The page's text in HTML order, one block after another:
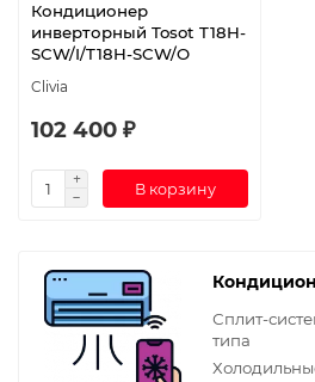
Кондиционер
инверторный Tosot T18H-
SCW/I/T18H-SCW/O
Clivia
102 400 ₽
В корзину
Сплит-
типа